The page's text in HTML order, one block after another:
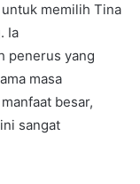
untuk memilih Tina
Ia
penerus yang
masa
besar,
sangat